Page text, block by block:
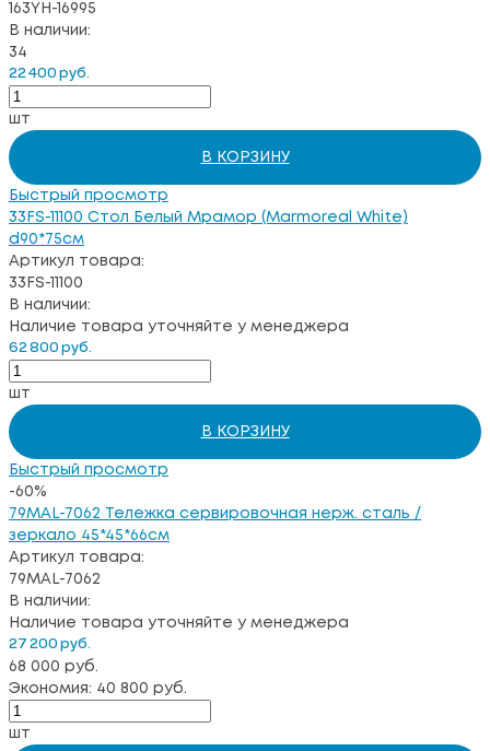
163YH-16995
В наличии:
34
22 400 руб.
шт
В КОРЗИНУ
Быстрый просмотр
33FS-11100 Стол Белый Мрамор (Marmoreal White)
d90*75см
Артикул товара:
33FS-11100
В наличии:
Наличие товара уточняйте у менеджера
62 800 руб.
шт
В КОРЗИНУ
Быстрый просмотр
-60%
79MAL-7062 Тележка сервировочная нерж. сталь /
зеркало 45*45*66см
Артикул товара:
79MAL-7062
В наличии:
Наличие товара уточняйте у менеджера
27 200 руб.
68 000 руб.
Экономия: 40 800 руб.
шт